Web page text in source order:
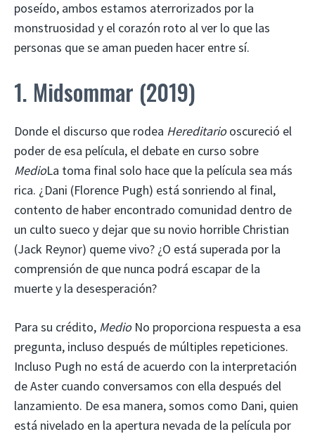
poseído, ambos estamos aterrorizados por la
monstruosidad y el corazón roto al ver lo que las
personas que se aman pueden hacer entre sí.
1. Midsommar (2019)
Donde el discurso que rodea Hereditariooscureció el
poder de esa película, el debate en curso sobre
MedioLa toma final solo hace que la película sea más
rica. ¿Dani (Florence Pugh) está sonriendo al final,
contento de haber encontrado comunidad dentro de
un culto sueco y dejar que su novio horrible Christian
(Jack Reynor) queme vivo? ¿O está superada por la
comprensión de que nunca podrá escapar de la
muerte y la desesperación?
Para su crédito, MedioNo proporciona respuesta a esa
pregunta, incluso después de múltiples repeticiones.
Incluso Pugh no está de acuerdo con la interpretación
de Aster cuando conversamos con ella después del
lanzamiento. De esa manera, somos como Dani, quien
está nivelado en la apertura nevada de la película por